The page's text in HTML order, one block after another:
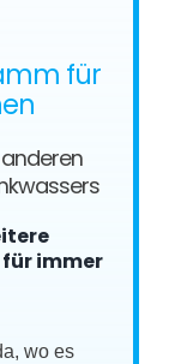
für
immer
wo es